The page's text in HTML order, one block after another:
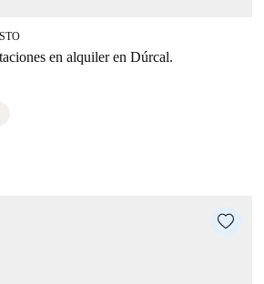
en alquiler en Dúrcal.